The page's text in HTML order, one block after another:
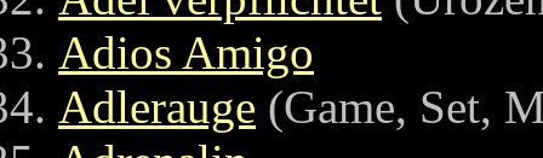
Adios Amigo
Adlerauge (Game, Set,